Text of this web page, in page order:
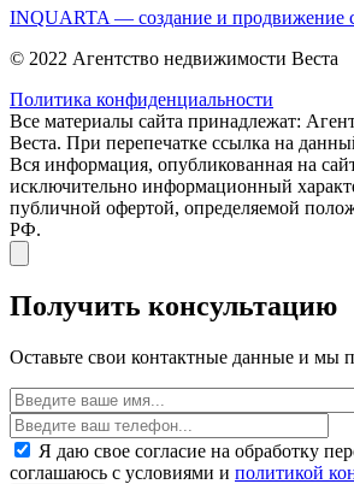
INQUARTA — создание и продвижение
© 2022 Агентство недвижимости Веста
Политика конфиденциальности
Все материалы сайта принадлежат:
Веста. При перепечатке ссылка на
Вся информация, опубликованная на
исключительно информационный
публичной офертой, определяемой
РФ.
Получить консультацию
Оставьте свои контактные данные и мы
Я даю свое согласие на обработку
соглашаюсь с условиями и политикой